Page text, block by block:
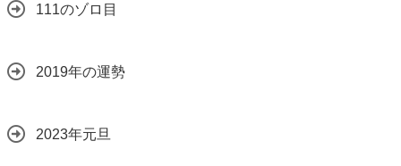
111のゾロ目
2019年の運勢
2023年元旦